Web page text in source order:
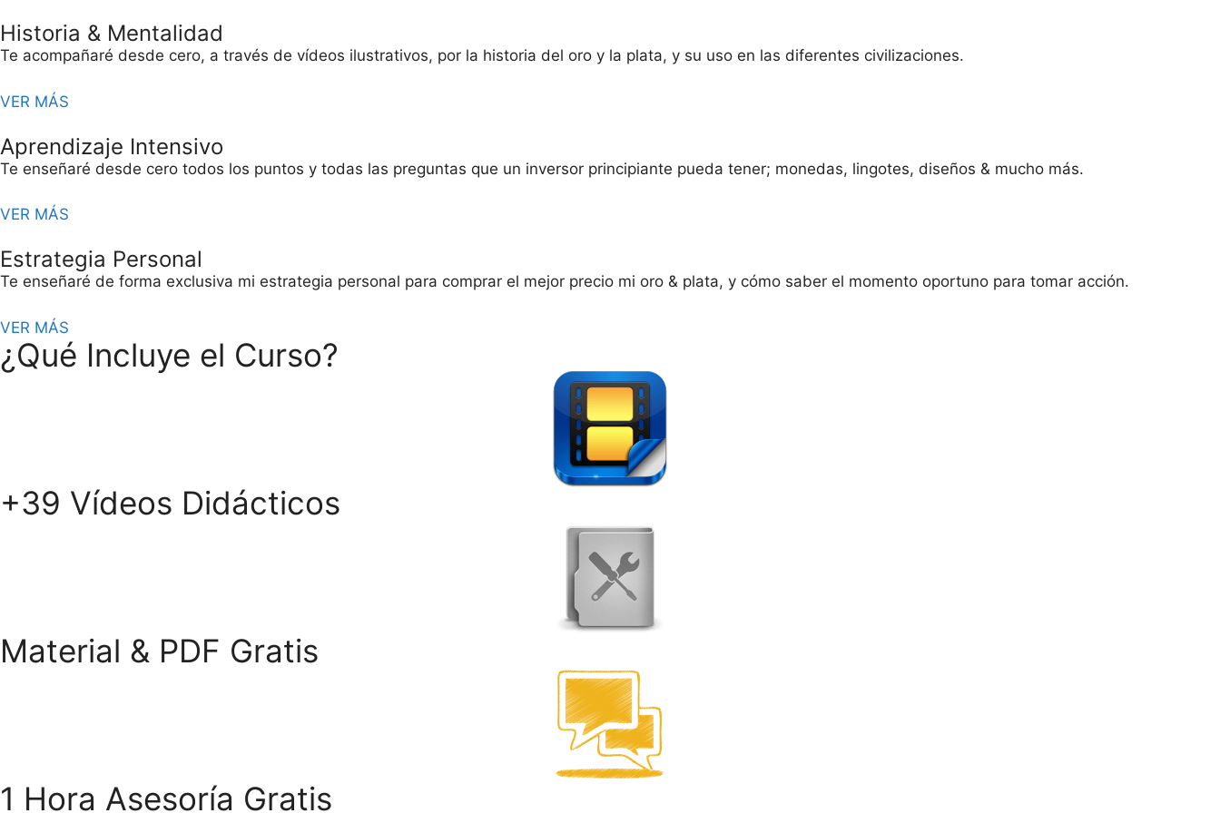
al
contenido
Historia & Mentalidad
Te acompañaré desde cero, a través de vídeos ilustrativos, por la historia del oro y la plata, y su uso en las diferentes civilizaciones.
VER MÁS
Aprendizaje Intensivo
Te enseñaré desde cero todos los puntos y todas las preguntas que un inversor principiante pueda tener; monedas, lingotes, diseños & mucho más.
VER MÁS
Estrategia Personal
Te enseñaré de forma exclusiva mi estrategia personal para comprar el mejor precio mi oro & plata, y cómo saber el momento oportuno para tomar acción.
VER MÁS
¿Qué Incluye el Curso?
+39 Vídeos Didácticos
Material & PDF Gratis
1 Hora Asesoría Gratis